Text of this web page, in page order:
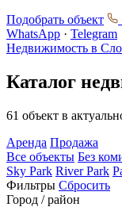
Подобрать объект
WhatsApp · Telegram
Недвижимость в
Каталог
61 объект в
Аренда Продажа
Все объекты Без
Sky Park River Park
Фильтры Сбросить
Город / район